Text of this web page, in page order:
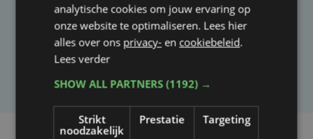
Heb je een taal- of schrijffout opgemerkt in dit
artikel?
analytische cookies om jouw ervaring op
onze website te optimaliseren. Lees hier
alles over ons privacy- en cookiebeleid.
Lees verder
SHOW ALL PARTNERS(1192) →
Strikt
noodzakelijk
Prestatie Targeting